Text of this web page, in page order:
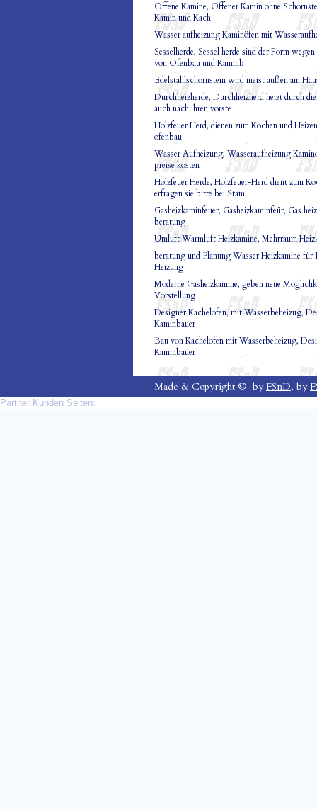
Offene Kamine, Offener Kamin ohne
Kamin und Kach
Wasser aufheizung Kaminöfen mit
Sesselherde, Sessel herde sind der Form
von Ofenbau und Kaminb
Edelstahlschornstein wird meist außen am
Durchheizherde, Durchheizherd heizt durch
auch nach ihren vorste
Holzfeuer Herd, dienen zum Kochen und
ofenbau
Wasser Aufheizung, Wasseraufheizung
preise kosten
Holzfeuer Herde, Holzfeuer-Herd dient zum
erfragen sie bitte bei Stam
Gasheizkaminfeuer, Gasheizkaminfeür, Gas
beratung
Umluft Warmluft Heizkamine, Mehrraum
beratung und Planung Wasser Heizkamine
Heizung
Moderne Gasheizkamine, geben neue
Vorstellung
Designer Kachelofen, mit Wasserbeheizug,
Kaminbauer
Bau von Kachelofen mit Wasserbeheizug,
Kaminbauer
Made & Copyright © by FSnD, by
Partner Kunden Seiten: